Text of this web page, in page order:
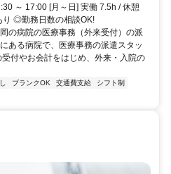
～ 17:00 [月～日] 実働 7.5h / 休憩
◎勤務日数の相談OK!
の病院の医療事務（外来受付）の派
ある病院で、医療事務の派遣スタッ
付やお会計をはじめ、外来・入院の
ブランクOK 交通費支給
シフト制